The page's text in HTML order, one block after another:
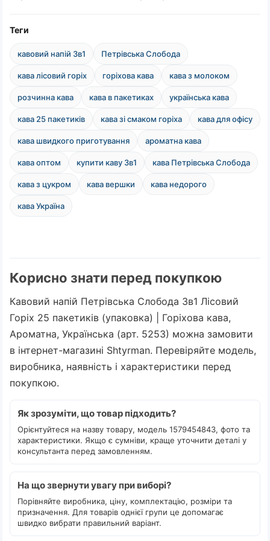
Теги
кавовий напій 3в1 Петрівська Слобода
кава лісовий горіх горіхова кава кава з молоком
розчинна кава кава в пакетиках українська кава
кава 25 пакетиків кава зі смаком горіха кава для офісу
кава швидкого приготування ароматна кава
кава оптом купити каву 3в1 кава Петрівська Слобода
кава з цукром кава вершки кава недорого
кава Україна
Корисно знати перед покупкою
Кавовий напій Петрівська Слобода 3в1 Лісовий
Горіх 25 пакетиків (упаковка) | Горіхова кава,
Ароматна, Українська (арт. 5253) можна замовити
в інтернет-магазині Shtyrman. Перевіряйте модель,
виробника, наявність і характеристики перед
покупкою.
Як зрозуміти, що товар підходить?
Орієнтуйтеся на назву товару, модель 1579454843, фото та
характеристики. Якщо є сумніви, краще уточнити деталі у
консультанта перед замовленням.
На що звернути увагу при виборі?
Порівняйте виробника, ціну, комплектацію, розміри та
призначення. Для товарів однієї групи це допомагає
швидко вибрати правильний варіант.